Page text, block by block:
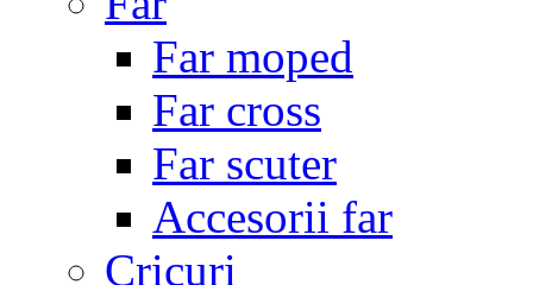
Far moped
Far cross
Far scuter
Accesorii far
Cricuri